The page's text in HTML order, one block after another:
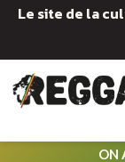
Le site de la
ON